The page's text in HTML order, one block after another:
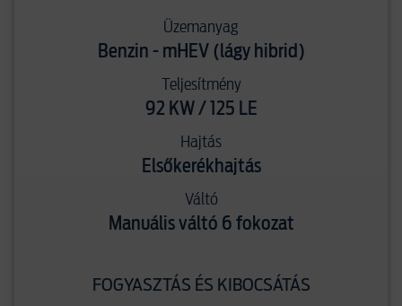
Üzemanyag
Benzin - mHEV (lágy hibrid)
Teljesítmény
92 KW / 125 LE
Hajtás
Elsőkerékhajtás
Váltó
Manuális váltó 6 fokozat
FOGYASZTÁS ÉS KIBOCSÁTÁS